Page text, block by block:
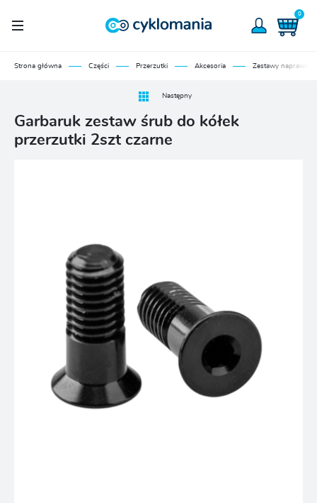
0
Strona główna Części Przerzutki Akcesoria Zestawy naprawcze
Następny
Garbaruk zestaw śrub do kółek
przerzutki 2szt czarne